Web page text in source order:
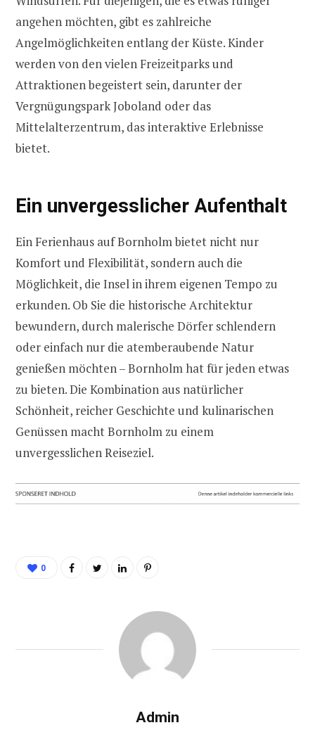
angehen möchten, gibt es zahlreiche
Angelmöglichkeiten entlang der Küste. Kinder
werden von den vielen Freizeitparks und
Attraktionen begeistert sein, darunter der
Vergnügungspark Joboland oder das
Mittelalterzentrum, das interaktive Erlebnisse
bietet.
Ein unvergesslicher Aufenthalt
Ein Ferienhaus auf Bornholm bietet nicht nur
Komfort und Flexibilität, sondern auch die
Möglichkeit, die Insel in ihrem eigenen Tempo zu
erkunden. Ob Sie die historische Architektur
bewundern, durch malerische Dörfer schlendern
oder einfach nur die atemberaubende Natur
genießen möchten – Bornholm hat für jeden etwas
zu bieten. Die Kombination aus natürlicher
Schönheit, reicher Geschichte und kulinarischen
Genüssen macht Bornholm zu einem
unvergesslichen Reiseziel.
0
Admin